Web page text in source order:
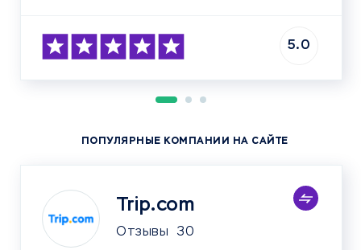
5.0
ПОПУЛЯРНЫЕ КОМПАНИИ НА САЙТЕ
Trip.com
Отзывы 30